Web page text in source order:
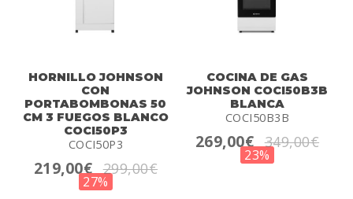
HORNILLO JOHNSON
CON
PORTABOMBONAS 50
CM 3 FUEGOS BLANCO
COCI50P3
COCI50P3
219,00€ 299,00€
27%
COCINA DE GAS
JOHNSON COCI50B3B
BLANCA
COCI50B3B
269,00€ 349,00€
23%